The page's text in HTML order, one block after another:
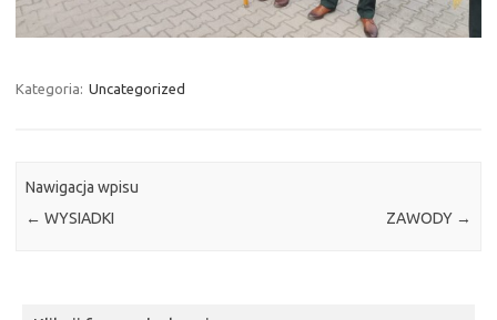
Kategoria: Uncategorized
Nawigacja wpisu
← WYSIADKI ZAWODY →